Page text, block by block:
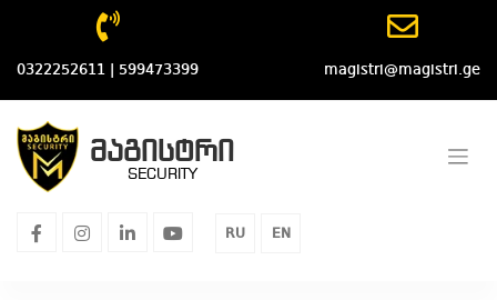
content
0322252611 | 599473399 magistri@magistri.ge
მაგისტრი
SECURITY
facebookinstagram
linkedinyoutube
RU EN